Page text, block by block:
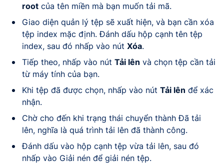
root của tên miền mà bạn muốn tải mã.
Giao diện quản lý tệp sẽ xuất hiện, và bạn cần xóa
tệp index mặc định. Đánh dấu hộp cạnh tên tệp
index, sau đó nhấp vào nút Xóa.
Tiếp theo, nhấp vào nút Tải lên và chọn tệp cần tải
từ máy tính của bạn.
Khi tệp đã được chọn, nhấp vào nút Tải lên để xác
nhận.
Chờ cho đến khi trạng thái chuyển thành Đã tải
lên, nghĩa là quá trình tải lên đã thành công.
Đánh dấu vào hộp cạnh tệp vừa tải lên, sau đó
nhấp vào Giải nén để giải nén tệp.